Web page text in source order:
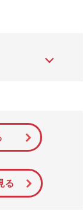
結婚延期を
る